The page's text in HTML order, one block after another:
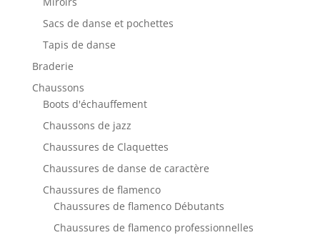
Sacs de danse et pochettes
Tapis de danse
Braderie
Chaussons
Boots d'échauffement
Chaussons de jazz
Chaussures de Claquettes
Chaussures de danse de caractère
Chaussures de flamenco
Chaussures de flamenco Débutants
Chaussures de flamenco professionnelles